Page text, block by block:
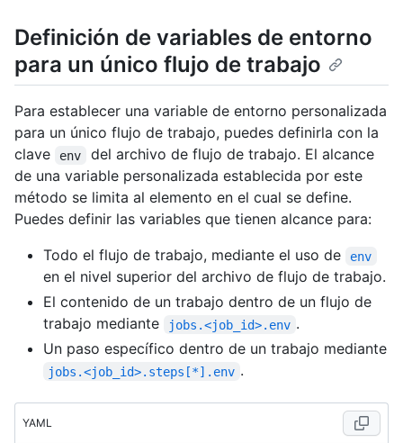
Definición de variables de entorno
para un único flujo de trabajo
Para establecer una variable de entorno personalizada
para un único flujo de trabajo, puedes definirla con la
clave
env
del archivo de flujo de trabajo. El alcance
de una variable personalizada establecida por este
método se limita al elemento en el cual se define.
Puedes definir las variables que tienen alcance para:
Todo el flujo de trabajo, mediante el uso de
env
en el nivel superior del archivo de flujo de trabajo.
El contenido de un trabajo dentro de un flujo de
trabajo mediante
jobs.<job_id>.env .
Un paso específico dentro de un trabajo mediante
jobs.<job_id>.steps[*].env .
YAML